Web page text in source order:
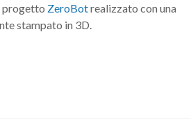
progetto ZeroBotrealizzato con una
stampato in 3D.